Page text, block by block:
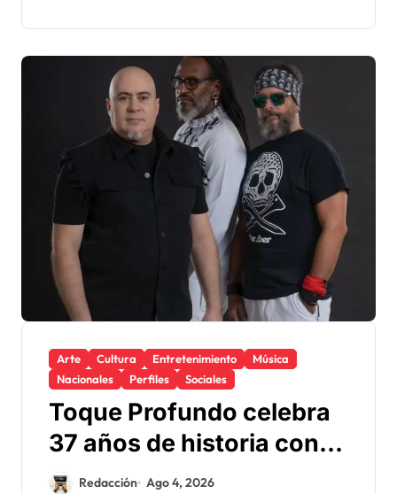
Arte Cultura Entretenimiento
Música
Nacionales
Perfiles Sociales
Toque Profundo celebra
37 años de historia con
una noche para el rock
Redacción Ago 4, 2026